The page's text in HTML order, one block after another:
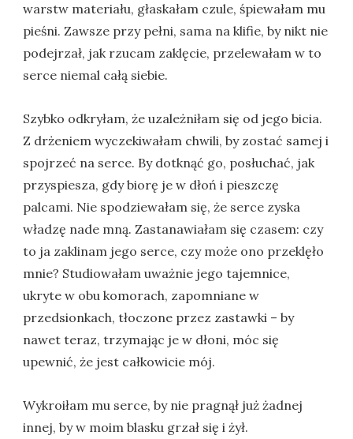
warstw materiału, głaskałam czule, śpiewałam mu
pieśni. Zawsze przy pełni, sama na klifie, by nikt nie
podejrzał, jak rzucam zaklęcie, przelewałam w to
serce niemal całą siebie.
Szybko odkryłam, że uzależniłam się od jego bicia.
Z drżeniem wyczekiwałam chwili, by zostać samej i
spojrzeć na serce. By dotknąć go, posłuchać, jak
przyspiesza, gdy biorę je w dłoń i pieszczę
palcami. Nie spodziewałam się, że serce zyska
władzę nade mną. Zastanawiałam się czasem: czy
to ja zaklinam jego serce, czy może ono przeklęło
mnie? Studiowałam uważnie jego tajemnice,
ukryte w obu komorach, zapomniane w
przedsionkach, tłoczone przez zastawki – by
nawet teraz, trzymając je w dłoni, móc się
upewnić, że jest całkowicie mój.
Wykroiłam mu serce, by nie pragnął już żadnej
innej, by w moim blasku grzał się i żył.